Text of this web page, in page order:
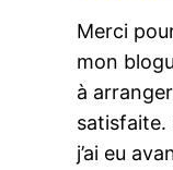
Merci
mon
à
satisfaite.
j’ai eu